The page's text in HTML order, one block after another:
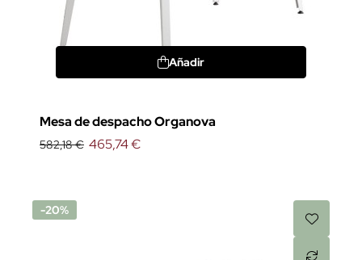
Añadir
Mesa de despacho Organova
582,18 € 465,74 €
-20%